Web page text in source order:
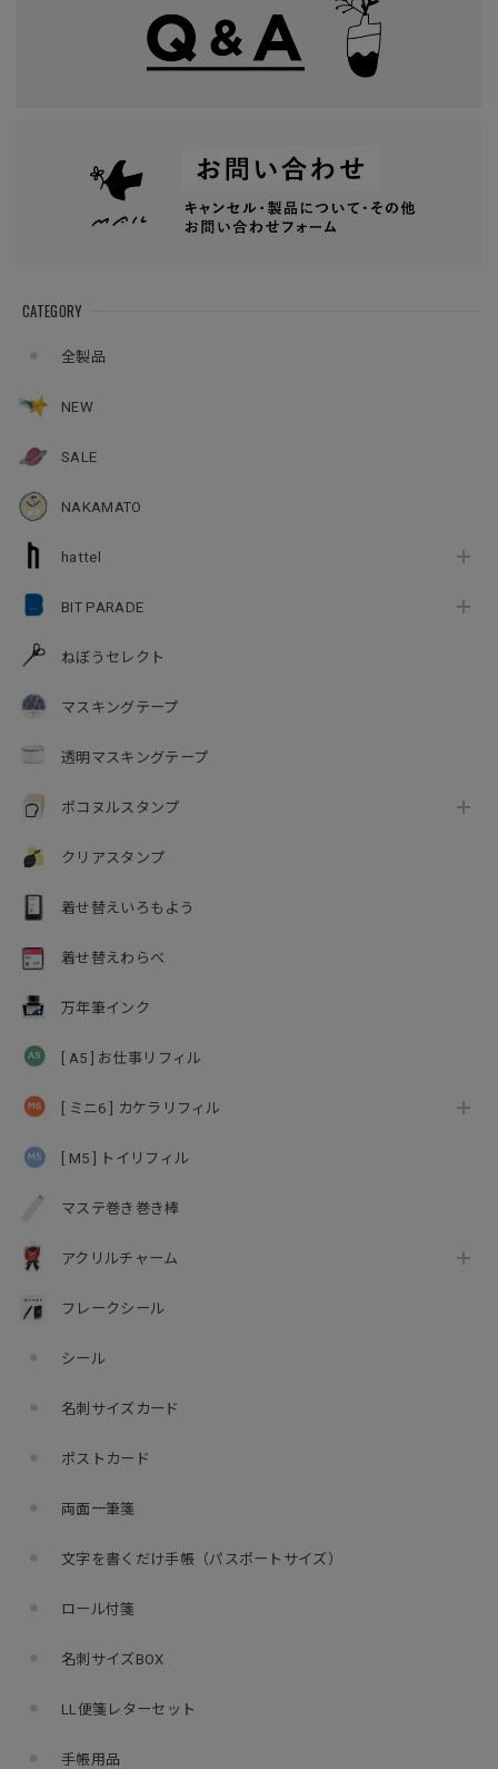
CATEGORY
全製品
NEW
SALE
NAKAMATO
hattel
BIT PARADE
ねぼうセレクト
マスキングテープ
透明マスキングテープ
ポコヌルスタンプ
クリアスタンプ
着せ替えいろもよう
着せ替えわらべ
万年筆インク
[ A5 ] お仕事リフィル
[ ミニ6 ] カケラリフィル
[ M5 ] トイリフィル
マステ巻き巻き棒
アクリルチャーム
フレークシール
シール
名刺サイズカード
ポストカード
両面一筆箋
文字を書くだけ手帳（パスポートサイズ）
ロール付箋
名刺サイズBOX
LL便箋レターセット
手帳用品